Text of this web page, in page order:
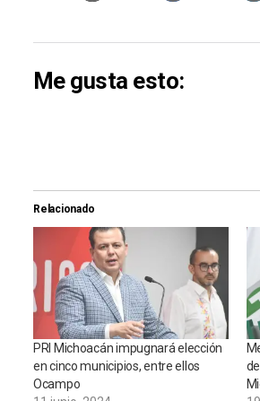
Me gusta esto:
Relacionado
PRI Michoacán impugnará elección
en cinco municipios, entre ellos
Ocampo